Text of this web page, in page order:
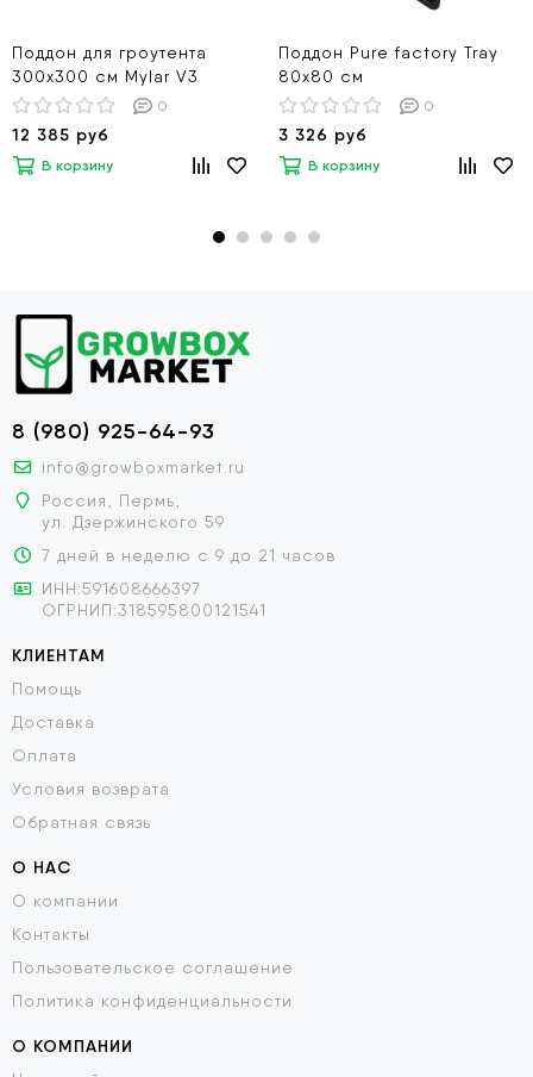
Поддон для гроутента
300х300 см Mylar V3
0
12 385 руб
В корзину
Поддон Pure factory Tray
80x80 см
0
3 326 руб
В корзину
8 (980) 925-64-93
info@growboxmarket.ru
Россия, Пермь,
ул. Дзержинского 59
7 дней в неделю с 9 до 21 часов
ИНН:591608666397
ОГРНИП:318595800121541
КЛИЕНТАМ
Помощь
Доставка
Оплата
Условия возврата
Обратная связь
О НАС
О компании
Контакты
Пользовательское соглашение
Политика конфиденциальности
О КОМПАНИИ